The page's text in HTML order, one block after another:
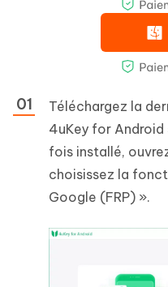
Téléchargez la
4uKey for Android
fois installé,
choisissez la
Google (FRP) ».